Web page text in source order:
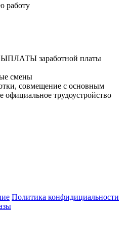
работу
заработной платы
смены
совмещение с основным
официальное трудоустройство
Политика конфидициальности